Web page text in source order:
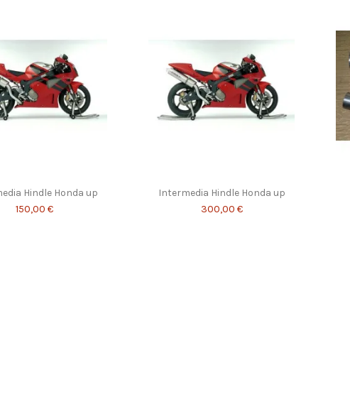
Hindle Honda up
150,00 €
Intermedia Hindle Honda up
300,00 €